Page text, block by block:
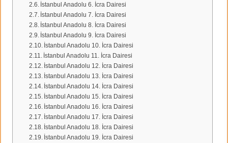
İstanbul Anadolu 6. İcra Dairesi
İstanbul Anadolu 7. İcra Dairesi
İstanbul Anadolu 8. İcra Dairesi
İstanbul Anadolu 9. İcra Dairesi
İstanbul Anadolu 10. İcra Dairesi
İstanbul Anadolu 11. İcra Dairesi
İstanbul Anadolu 12. İcra Dairesi
İstanbul Anadolu 13. İcra Dairesi
İstanbul Anadolu 14. İcra Dairesi
İstanbul Anadolu 15. İcra Dairesi
İstanbul Anadolu 16. İcra Dairesi
İstanbul Anadolu 17. İcra Dairesi
İstanbul Anadolu 18. İcra Dairesi
İstanbul Anadolu 19. İcra Dairesi